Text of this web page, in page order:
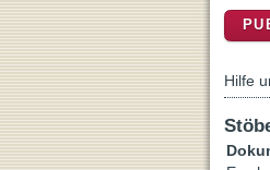
Hilfe